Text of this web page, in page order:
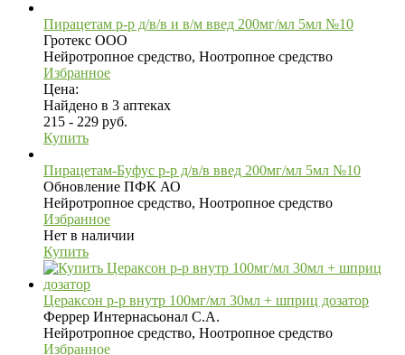
Пирацетам р-р д/в/в и в/м введ 200мг/мл 5мл №10
Гротекс ООО
Нейротропное средство, Ноотропное средство
Избранное
Цена:
Найдено в 3 аптеках
215 - 229 руб.
Купить
Пирацетам-Буфус р-р д/в/в введ 200мг/мл 5мл №10
Обновление ПФК АО
Нейротропное средство, Ноотропное средство
Избранное
Нет в наличии
Купить
Цераксон р-р внутр 100мг/мл 30мл + шприц дозатор
Феррер Интернасьонал С.А.
Нейротропное средство, Ноотропное средство
Избранное